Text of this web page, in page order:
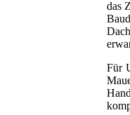
das
Für